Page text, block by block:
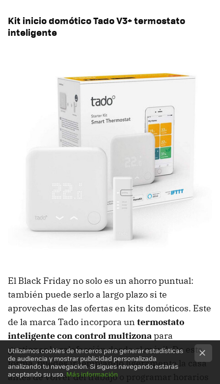
Kit inicio domótico Tado V3+ termostato
inteligente
El Black Friday no solo es un ahorro puntual:
también puede serlo a largo plazo si te
aprovechas de las ofertas en kits domóticos. Este
de la marca Tado incorpora un termostato
inteligente con control multizonapara
gestionar la calefacción desde el móvil. De esta
forma, puedes ir templando ligeramente la casa
antes de volver del trabajo o programar horarios
Utilizamos cookies de terceros para generar estadísticas
de audiencia y mostrar publicidad personalizada
analizando tu navegación. Si sigues navegando estarás
aceptando su uso. Más información